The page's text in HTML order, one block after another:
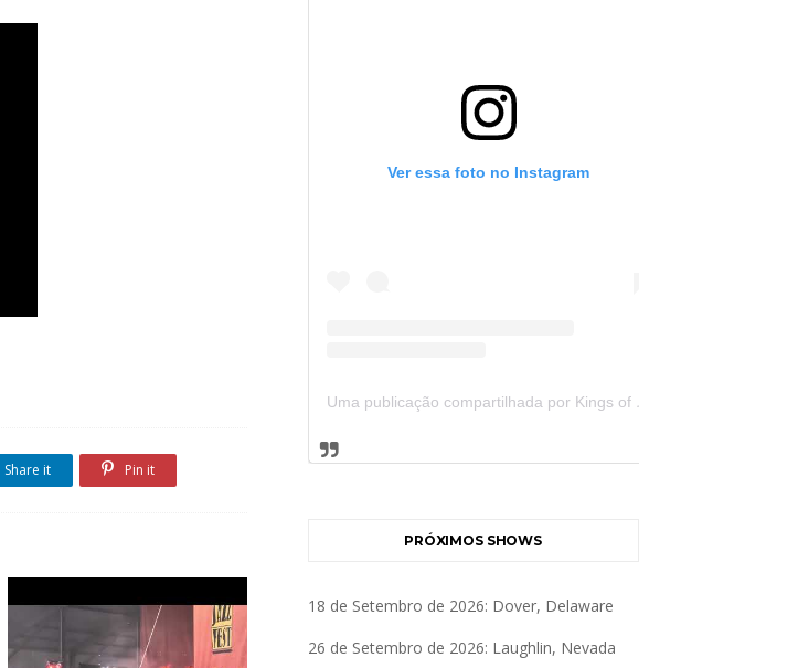
Share it Pin it
Ver essa foto no Instagram
Uma publicação compartilhada por Kings of Leon Brazil (@kolbrazil)
PRÓXIMOS SHOWS
18 de Setembro de 2026: Dover, Delaware
26 de Setembro de 2026: Laughlin, Nevada